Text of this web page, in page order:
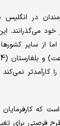
می‌گذرانند. این
کارآمدتر
که کارفرمایان
فرصتی برای